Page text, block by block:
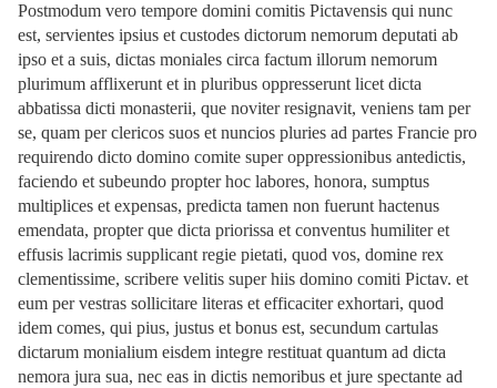
Postmodum vero tempore domini comitis Pictavensis qui nunc
est, servientes ipsius et custodes dictorum nemorum deputati ab
ipso et a suis, dictas moniales circa factum illorum nemorum
plurimum afflixerunt et in pluribus oppresserunt licet dicta
abbatissa dicti monasterii, que noviter resignavit, veniens tam per
se, quam per clericos suos et nuncios pluries ad partes Francie pro
requirendo dicto domino comite super oppressionibus antedictis,
faciendo et subeundo propter hoc labores, honora, sumptus
multiplices et expensas, predicta tamen non fuerunt hactenus
emendata, propter que dicta priorissa et conventus humiliter et
effusis lacrimis supplicant regie pietati, quod vos, domine rex
clementissime, scribere velitis super hiis domino comiti Pictav. et
eum per vestras sollicitare literas et efficaciter exhortari, quod
idem comes, qui pius, justus et bonus est, secundum cartulas
dictarum monialium eisdem integre restituat quantum ad dicta
nemora jura sua, nec eas in dictis nemoribus et jure spectante ad